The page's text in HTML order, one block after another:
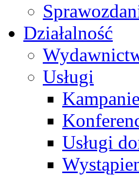
Działalność
Usługi
Kampanie
Usługi